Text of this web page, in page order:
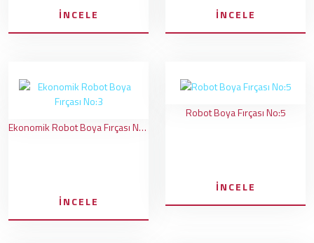
İNCELE İNCELE
Ekonomik Robot Boya Fırçası No:3
İNCELE
Robot Boya Fırçası No:5
İNCELE